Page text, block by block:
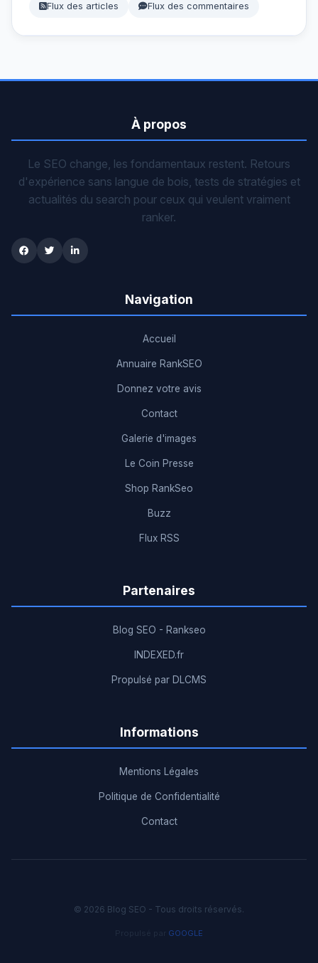
Flux des articles Flux des commentaires
À propos
Le SEO change, les fondamentaux restent. Retours
d'expérience sans langue de bois, tests de stratégies et
actualités du search pour ceux qui veulent vraiment
ranker.
Navigation
Accueil
Annuaire RankSEO
Donnez votre avis
Contact
Galerie d'images
Le Coin Presse
Shop RankSeo
Buzz
Flux RSS
Partenaires
Blog SEO - Rankseo
INDEXED.fr
Propulsé par DLCMS
Informations
Mentions Légales
Politique de Confidentialité
Contact
© 2026 Blog SEO - Tous droits réservés.
GOOGLE